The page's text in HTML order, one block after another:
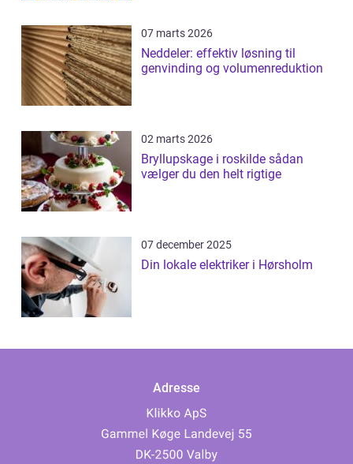
07 marts 2026
Neddeler: effektiv løsning til
genvinding og volumenreduktion
02 marts 2026
Bryllupskage i roskilde sådan
vælger du den helt rigtige
07 december 2025
Din lokale elektriker i Hørsholm
Adresse